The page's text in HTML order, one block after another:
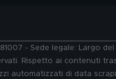
- Sede legale: Largo
Rispetto ai contenuti
automatizzati di data